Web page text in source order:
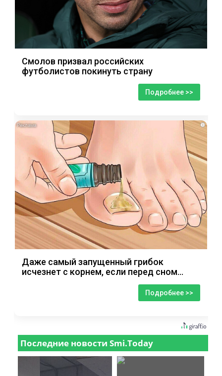
Смолов призвал российских
футболистов покинуть страну
Подробнее >>
i
Даже самый запущенный грибок
исчезнет с корнем, если перед сном…
Подробнее >>